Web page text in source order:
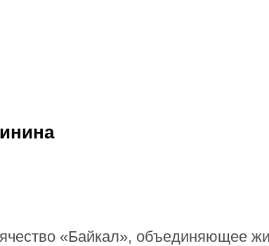
«Байкал», объединяющее